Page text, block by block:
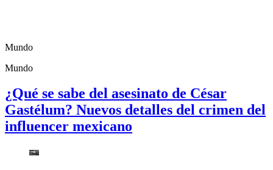
Mundo
Mundo
¿Qué se sabe del asesinato de César
Gastélum? Nuevos detalles del crimen del
influencer mexicano